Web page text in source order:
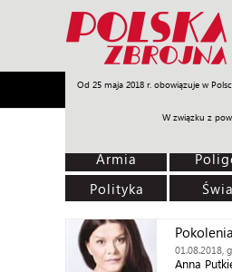
Od 25 maja 2018 r. obowiązuje w
W związku z
Armia Poligon Sprzęt
Armia
Polityka
01.08.2018,
Anna